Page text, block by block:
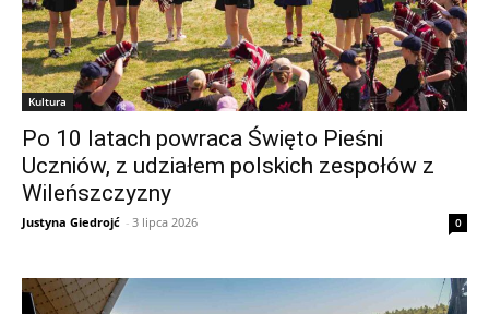
Kultura
Po 10 latach powraca Święto Pieśni
Uczniów, z udziałem polskich zespołów z
Wileńszczyzny
Justyna Giedrojć - 3 lipca 2026 0